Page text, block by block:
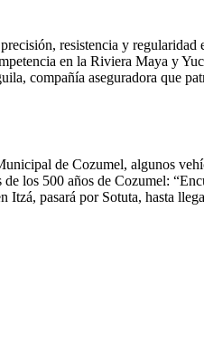
resistencia y regularidad
en la Riviera Maya y
compañía aseguradora que
de Cozumel, algunos
los 500 años de Cozumel:
pasará por Sotuta, hasta